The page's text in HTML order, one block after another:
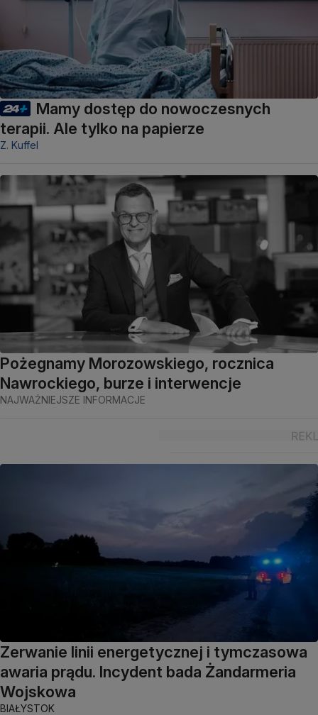
Mamy dostęp do nowoczesnych
terapii. Ale tylko na papierze
Z. Kuffel
Pożegnamy Morozowskiego, rocznica
Nawrockiego, burze i interwencje
NAJWAŻNIEJSZE INFORMACJE
Zerwanie linii energetycznej i tymczasowa
awaria prądu. Incydent bada Żandarmeria
Wojskowa
BIAŁYSTOK